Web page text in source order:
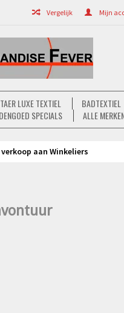
Mijn
Vergelijk
LUXE TEXTIEL BADTEXTIEL
SPECIALS ALLE
aan Winkeliers